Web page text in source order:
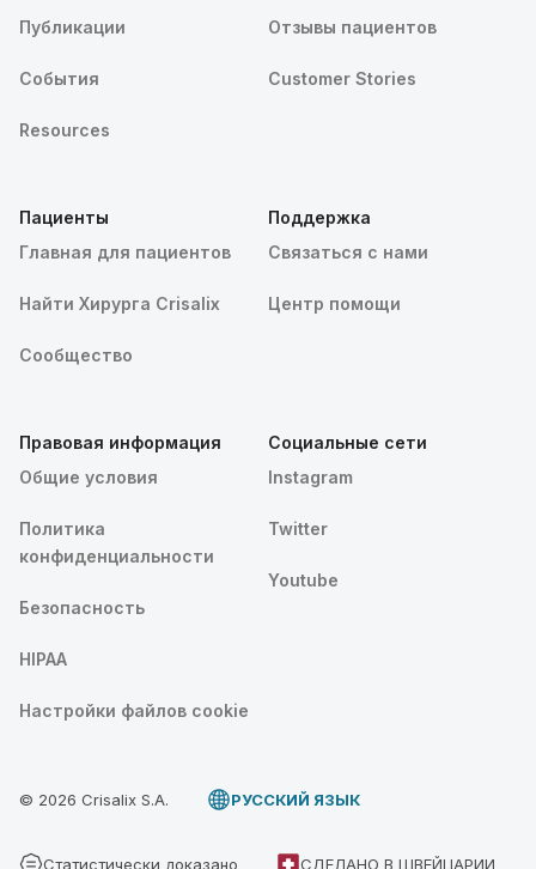
Публикации
События
Resources
Отзывы пациентов
Customer Stories
Пациенты
Главная для пациентов
Найти Хирурга Crisalix
Сообщество
Поддержка
Связаться с нами
Центр помощи
Правовая информация
Общие условия
Политика
конфиденциальности
Безопасность
HIPAA
Настройки файлов cookie
Социальные сети
Instagram
Twitter
Youtube
© 2026 Crisalix S.A. PУССКИЙ ЯЗЫК
Статистически доказано СДЕЛАНО В ШВЕЙЦАРИИ